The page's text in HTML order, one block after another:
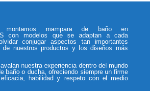
montamos mampara de baño en
con modelos que se adaptan a cada
conjugar aspectos tan importantes
de nuestros productos y los diseños más
nuestra experiencia dentro del mundo
baño o ducha, ofreciendo siempre un firme
habilidad y respeto con el medio